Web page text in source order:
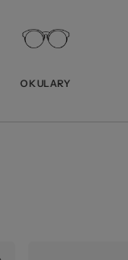
OKULARY